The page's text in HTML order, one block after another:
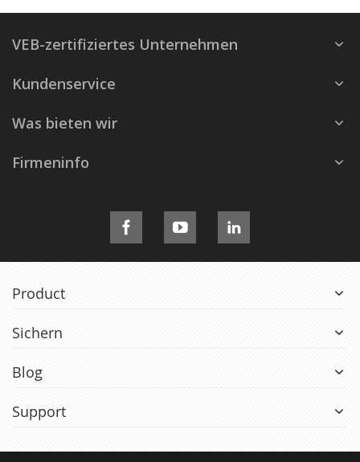
VEB-zertifiziertes Unternehmen
Kundenservice
Was bieten wir
Firmeninfo
Product
Sichern
Blog
Support